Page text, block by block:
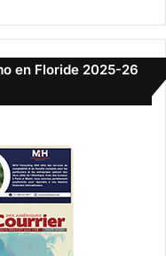
en Floride 2025-26